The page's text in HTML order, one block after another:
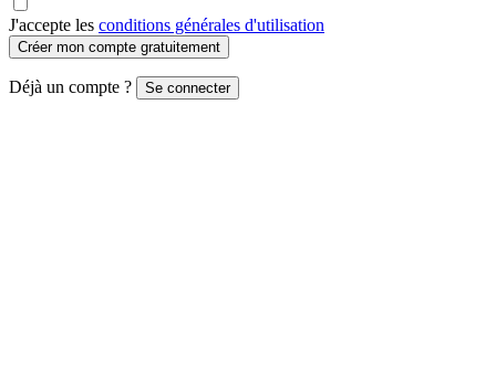
J'accepte les conditions générales d'utilisation
Créer mon compte gratuitement
Déjà un compte ? Se connecter